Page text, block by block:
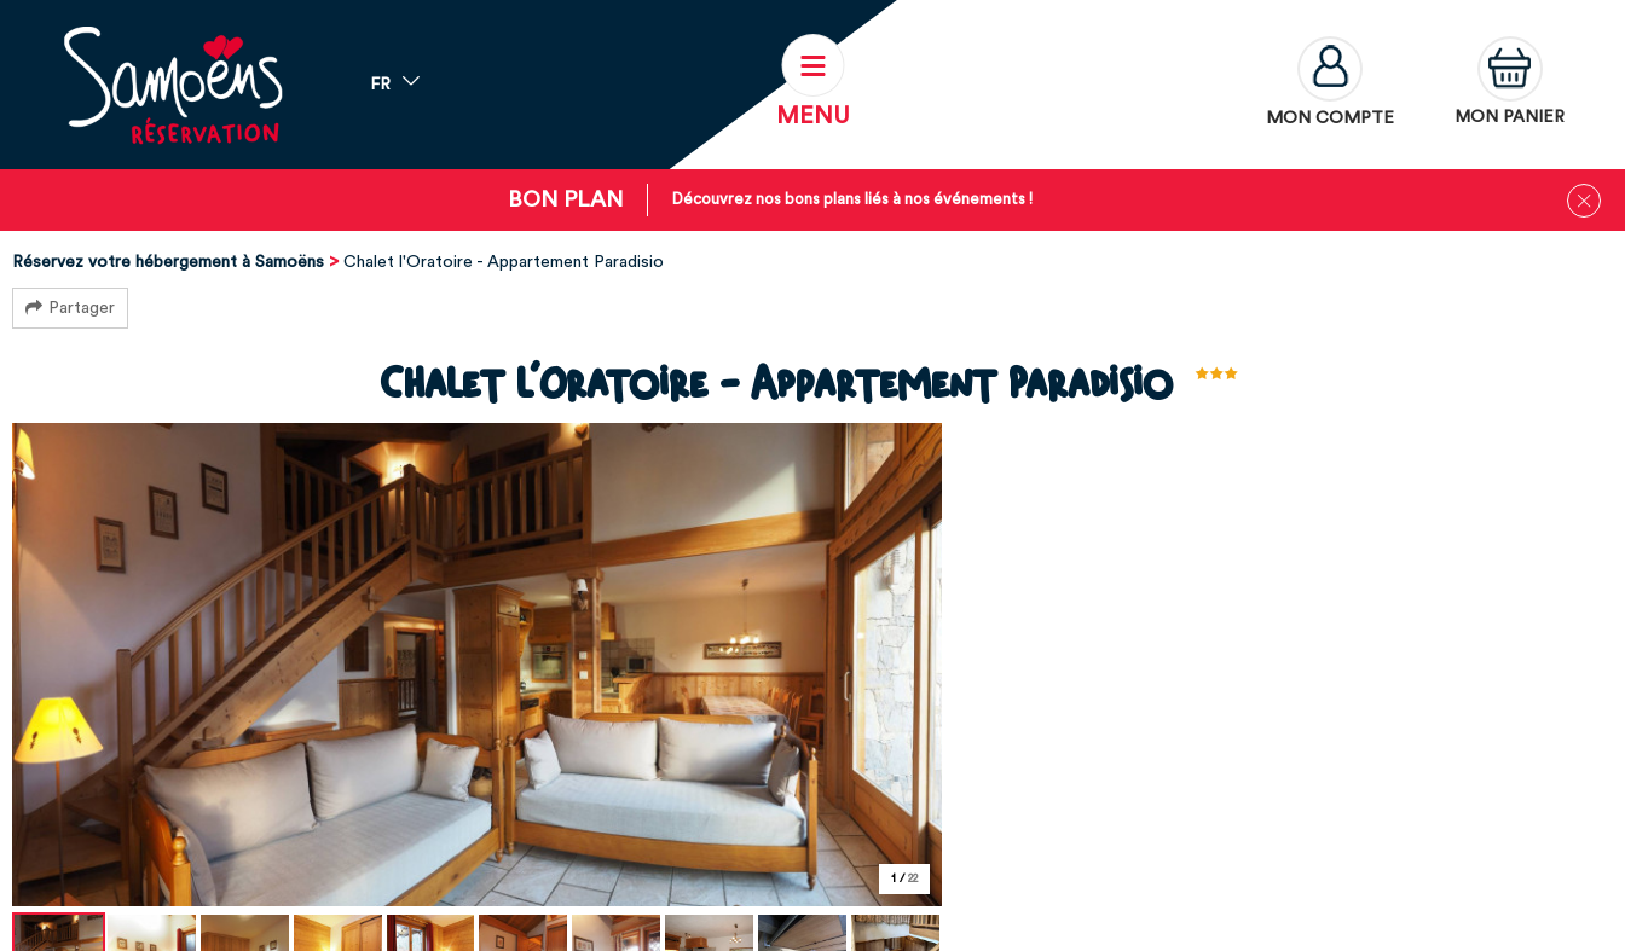
FR
MENU MON COMPTE MON PANIER
BON PLAN Découvrez nos bons plans liés à nos événements !
Réservez votre hébergement à Samoëns Chalet l'Oratoire - Appartement Paradisio
Partager
Chalet l'Oratoire - Appartement Paradisio
1 / 22